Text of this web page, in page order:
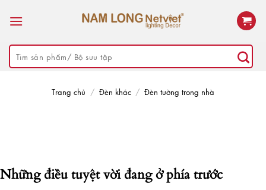
Tìm
kiếm:
Trang chủ / Đèn khác / Đèn tường trong nhà
Những điều tuyệt vời đang ở phía trước